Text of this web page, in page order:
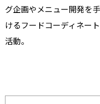
グ企画やメニュー開発を
けるフードコーディネー
活動。